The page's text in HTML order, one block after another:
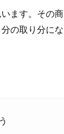
ます。その商
の取り分にな